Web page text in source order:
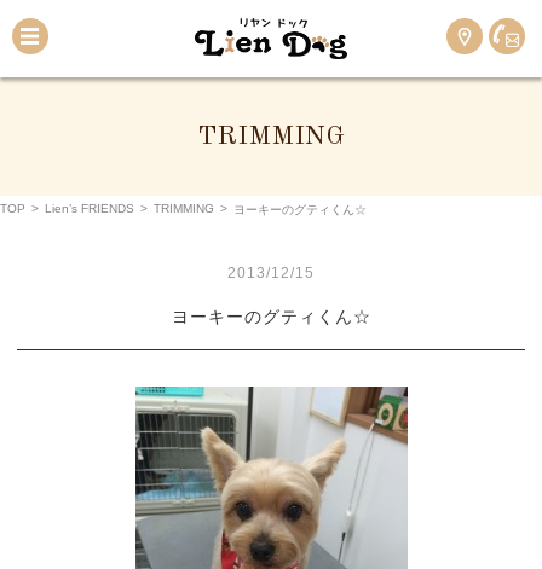
TRIMMING
TOP > Lien’s FRIENDS > TRIMMING > ヨーキーのグティくん☆
2013/12/15
ヨーキーのグティくん☆